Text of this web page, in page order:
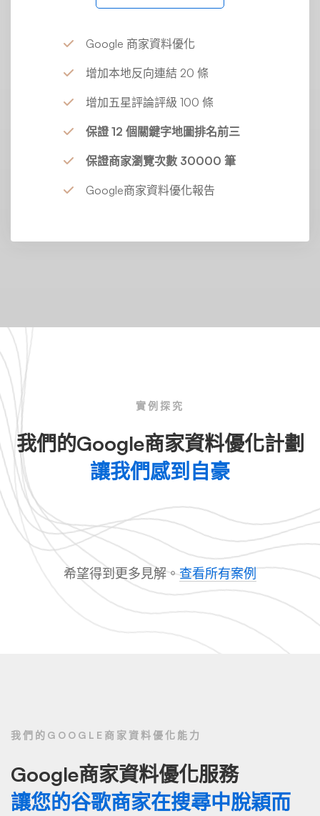
Google 商家資料優化
增加本地反向連結 20 條
增加五星評論評級 100 條
保證 12 個關鍵字地圖排名前三
保證商家瀏覽次數 30000 筆
Google商家資料優化報告
實例探究
我們的Google商家資料優化計劃
讓我們感到自豪
希望得到更多見解。查看所有案例
我們的GOOGLE商家資料優化能力
Google商家資料優化服務
讓您的谷歌商家在搜尋中脫穎而